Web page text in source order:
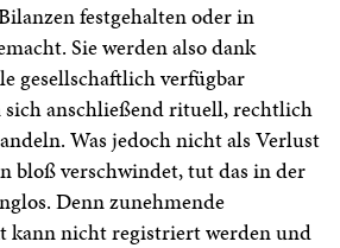
festgehalten oder in
Sie werden also dank
gesellschaftlich verfügbar
sich anschließend rituell, rechtlich
Was jedoch nicht als Verlust
bloß verschwindet, tut das in der
Denn zunehmende
kann nicht registriert werden und